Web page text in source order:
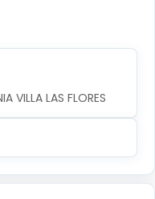
VILLA LAS FLORES